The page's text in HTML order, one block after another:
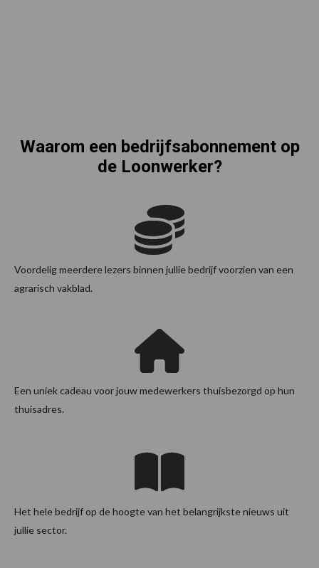
Waarom een bedrijfsabonnement op
de Loonwerker?
Voordelig meerdere lezers binnen jullie bedrijf voorzien van een
agrarisch vakblad.
Een uniek cadeau voor jouw medewerkers thuisbezorgd op hun
thuisadres.
Het hele bedrijf op de hoogte van het belangrijkste nieuws uit
jullie sector.